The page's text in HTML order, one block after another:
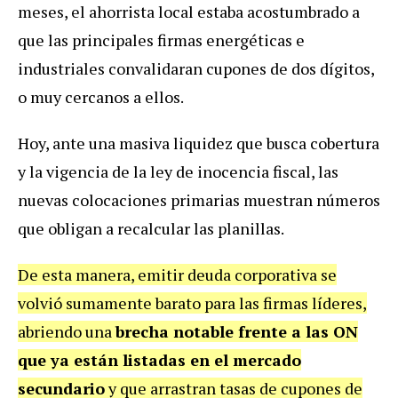
meses, el ahorrista local estaba acostumbrado a
que las principales firmas energéticas e
industriales convalidaran cupones de dos dígitos,
o muy cercanos a ellos.
Hoy, ante una masiva liquidez que busca cobertura
y la vigencia de la ley de inocencia fiscal, las
nuevas colocaciones primarias muestran números
que obligan a recalcular las planillas.
De esta manera, emitir deuda corporativa se
volvió sumamente barato para las firmas líderes,
abriendo unabrecha notable frente a las ON
que ya están listadas en el mercado
secundarioy que arrastran tasas de cupones de